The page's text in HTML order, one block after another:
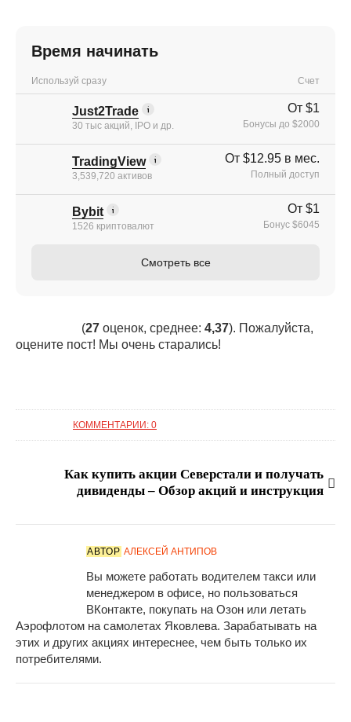
Время начинать
Используй сразу Счет
Just2Trade
30 тыс акций, IPO и др.
От $1
Бонусы до $2000
TradingView
3,539,720 активов
От $12.95 в мес.
Полный доступ
Bybit
1526 криптовалют
От $1
Бонус $6045
Смотреть все
(27 оценок, среднее: 4,37). Пожалуйста,
оцените пост! Мы очень старались!
КОММЕНТАРИИ: 0
Как купить акции Северстали и получать
дивиденды – Обзор акций и инструкция
АВТОР АЛЕКСЕЙ АНТИПОВ
Вы можете работать водителем такси или
менеджером в офисе, но пользоваться
ВКонтакте, покупать на Озон или летать
Аэрофлотом на самолетах Яковлева. Зарабатывать на
этих и других акциях интереснее, чем быть только их
потребителями.